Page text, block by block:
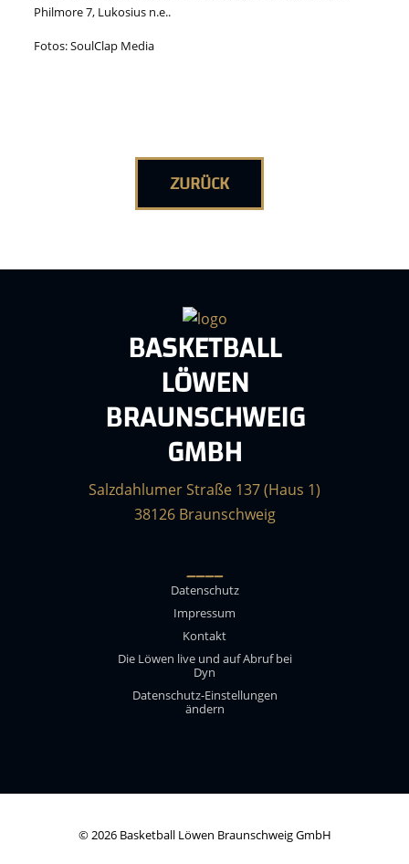
Philmore 7, Lukosius n.e..
Fotos: SoulClap Media
ZURÜCK
BASKETBALL
LÖWEN
BRAUNSCHWEIG
GMBH
Salzdahlumer Straße 137 (Haus 1)
38126 Braunschweig
____
Datenschutz
Impressum
Kontakt
Die Löwen live und auf Abruf bei
Dyn
Datenschutz-Einstellungen
ändern
© 2026 Basketball Löwen Braunschweig GmbH